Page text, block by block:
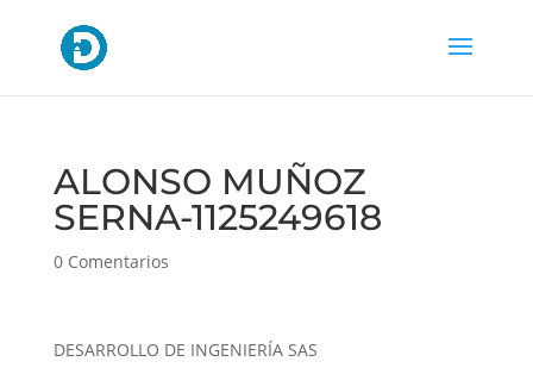
ALONSO MUÑOZ
SERNA-1125249618
0 Comentarios
DESARROLLO DE INGENIERÍA SAS